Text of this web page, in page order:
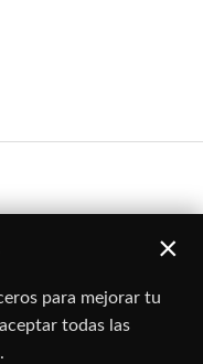
×
para mejorar tu
todas las